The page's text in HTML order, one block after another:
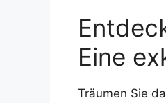
Eine
Träumen Sie